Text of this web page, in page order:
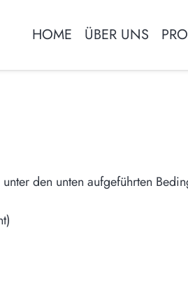
HOME ÜBER UNS
den unten aufgeführten